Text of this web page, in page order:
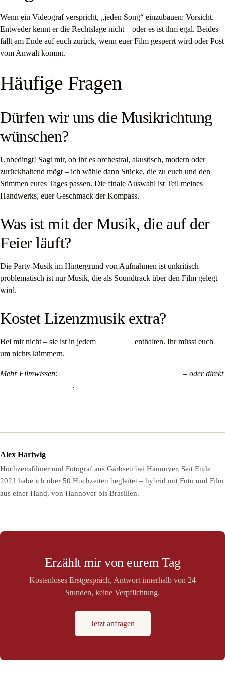
Wenn ein Videograf verspricht, „jeden Song“ einzubauen: Vorsicht.
Entweder kennt er die Rechtslage nicht – oder es ist ihm egal. Beides
fällt am Ende auf euch zurück, wenn euer Film gesperrt wird oder Post
vom Anwalt kommt.
Häufige Fragen
Dürfen wir uns die Musikrichtung
wünschen?
Unbedingt! Sagt mir, ob ihr es orchestral, akustisch, modern oder
zurückhaltend mögt – ich wähle dann Stücke, die zu euch und den
Stimmen eures Tages passen. Die finale Auswahl ist Teil meines
Handwerks, euer Geschmack der Kompass.
Was ist mit der Musik, die auf der
Feier läuft?
Die Party-Musik im Hintergrund von Aufnahmen ist unkritisch –
problematisch ist nur Musik, die als Soundtrack über den Film gelegt
wird.
Kostet Lizenzmusik extra?
Bei mir nicht – sie ist in jedem
enthalten. Ihr müsst euch
um nichts kümmern.
Mehr Filmwissen:
– oder direkt
.
Alex Hartwig
Hochzeitsfilmer und Fotograf aus Garbsen bei Hannover. Seit Ende
2021 habe ich über 50 Hochzeiten begleitet – hybrid mit Foto und Film
aus einer Hand, von Hannover bis Brasilien.
Erzählt mir von eurem Tag
Kostenloses Erstgespräch, Antwort innerhalb von 24
Stunden, keine Verpflichtung.
Jetzt anfragen